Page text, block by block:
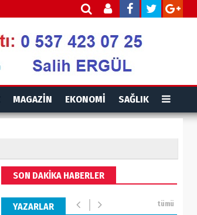
MAGAZİN EKONOMİ SAĞLIK
SON DAKİKA HABERLER
YAZARLAR tümü
EMPERYALİZM, UŞAKLARINA
AÇIK DESTEK VERİYOR…
DÜNYA DÜZENİ
Mesut Gencer
ANADOLU BASIN YAYIN
BİRLİĞİ
Alaeddin Usta